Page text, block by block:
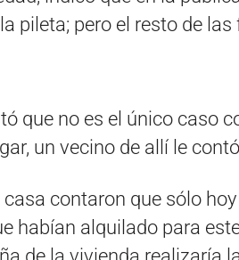
pileta; pero el resto de
que no es el único caso
un vecino de allí le
casa contaron que sólo
habían alquilado para